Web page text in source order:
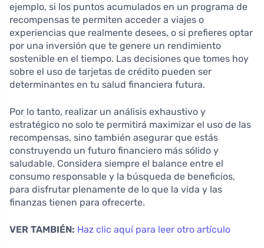
ejemplo, si los puntos acumulados en un programa de
recompensas te permiten acceder a viajes o
experiencias que realmente desees, o si prefieres optar
por una inversión que te genere un rendimiento
sostenible en el tiempo. Las decisiones que tomes hoy
sobre el uso de tarjetas de crédito pueden ser
determinantes en tu salud financiera futura.
Por lo tanto, realizar un análisis exhaustivo y
estratégico no solo te permitirá maximizar el uso de las
recompensas, sino también asegurar que estás
construyendo un futuro financiero más sólido y
saludable. Considera siempre el balance entre el
consumo responsable y la búsqueda de beneficios,
para disfrutar plenamente de lo que la vida y las
finanzas tienen para ofrecerte.
VER TAMBIÉN: Haz clic aquí para leer otro artículo